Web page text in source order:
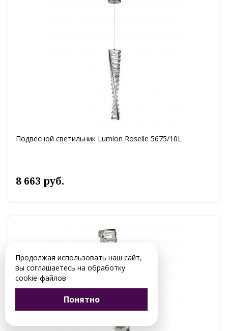
Подвесной светильник Lumion Roselle 5675/10L
8 663 руб.
Продолжая использовать наш сайт,
вы соглашаетесь на обработку
cookie-файлов
Понятно